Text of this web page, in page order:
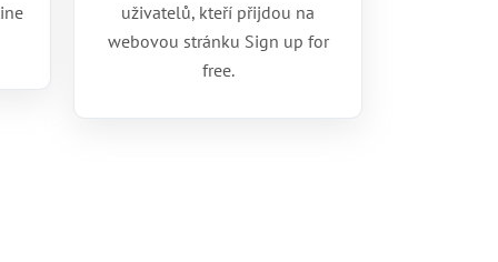
uživatelů, kteří přijdou na
webovou stránku Sign up for
free.